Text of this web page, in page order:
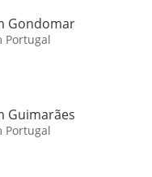
Gondomar
Portugal
Guimarães
Portugal